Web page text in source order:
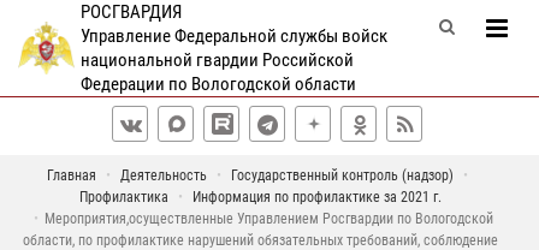
РОСГВАРДИЯ
Управление Федеральной службы войск
национальной гвардии Российской
Федерации по Вологодской области
Главная Деятельность
Государственный контроль (надзор)
Профилактика
Информация по профилактике за 2021 г.
Мероприятия,осуществленные Управлением Росгвардии по Вологодской
области, по профилактике нарушений обязательных требований, соблюдение